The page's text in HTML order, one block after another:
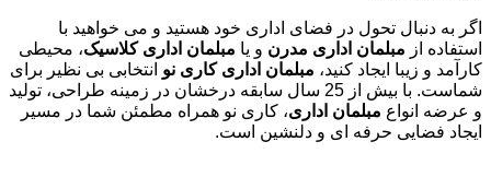
اگر به دنبال تحول در فضای اداری خود هستید و می خواهید با
استفاده از مبلمان اداری مدرن و یا مبلمان اداری کلاسیک، محیطی
کارآمد و زیبا ایجاد کنید، مبلمان اداری کاری نو انتخابی بی نظیر برای
شماست. با بیش از 25 سال سابقه درخشان در زمینه طراحی، تولید
و عرضه انواع مبلمان اداری، کاری نو همراه مطمئن شما در مسیر
ایجاد فضایی حرفه ای و دلنشین است.